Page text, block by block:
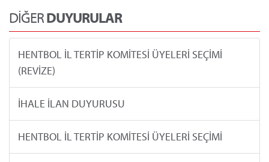
DİĞERDUYURULAR
HENTBOL İL TERTİP KOMİTESİ ÜYELERİ SEÇİMİ
(REVİZE)
İHALE İLAN DUYURUSU
HENTBOL İL TERTİP KOMİTESİ ÜYELERİ SEÇİMİ